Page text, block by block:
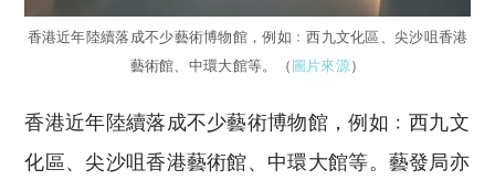
香港近年陸續落成不少藝術博物館，例如﹕西九文化區、尖沙咀香港
藝術館、中環大館等。（ 圖片來源）
香港近年陸續落成不少藝術博物館，例如﹕西九文
化區、尖沙咀香港藝術館、中環大館等。藝發局亦